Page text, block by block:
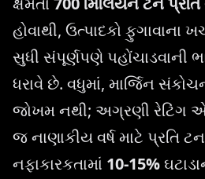
હોવાથી, ઉત્પાદકો ફુગાવાના
સુધી સંપૂર્ણપણે પહોંચાડવાની
ધરાવે છે. વધુમાં, માર્જિન
જોખમ નથી; અગ્રણી
જ નાણાકીય વર્ષ માટે પ્રતિ
નફાકારકતામાં 10-15%